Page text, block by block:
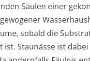
Säulen einer
sobald die
ist. Staunässe ist